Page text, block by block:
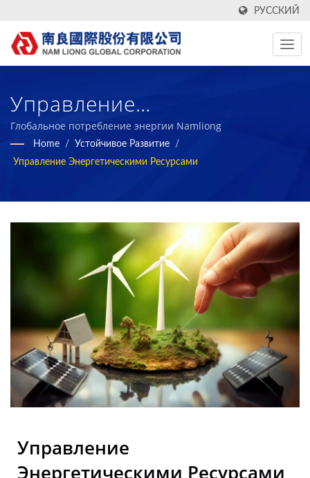
РУССКИЙ
Управление
Энергетическими
Ресурсами /
Функциональных, Зеленых
Текстильных Тканей И
Пеноматериалов С 1972
Года | Nam Liong
Глобальное потребление энергии Namliong
Home / Устойчивое Развитие
/
Управление Энергетическими Ресурсами
Управление
Энергетическими Ресурсами